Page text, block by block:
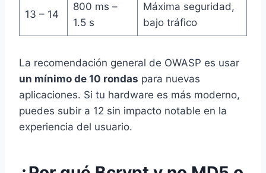
13 – 14
800 ms –
1.5 s
Máxima seguridad,
bajo tráfico
La recomendación general de OWASP es usar
un mínimo de 10 rondas para nuevas
aplicaciones. Si tu hardware es más moderno,
puedes subir a 12 sin impacto notable en la
experiencia del usuario.